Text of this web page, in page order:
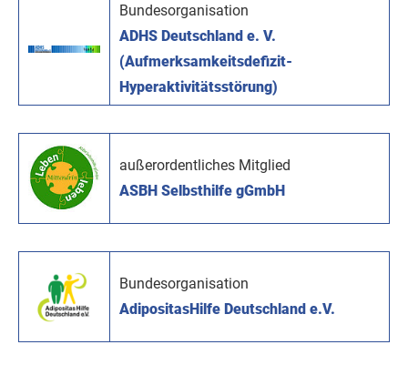
Bundesorganisation
ADHS Deutschland e. V.
(Aufmerksamkeitsdefizit-
Hyperaktivitätsstörung)
außerordentliches Mitglied
ASBH Selbsthilfe gGmbH
Bundesorganisation
AdipositasHilfe Deutschland e.V.